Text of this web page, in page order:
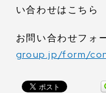
い合わせはこちら
お問い合わせフ
group.jp/form/